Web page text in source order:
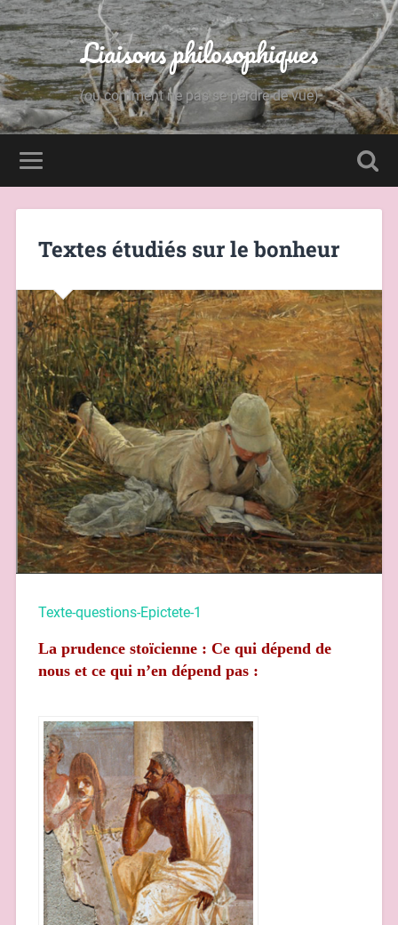
Liaisons philosophiques
(ou comment ne pas se perdre de vue)
Textes étudiés sur le bonheur
Texte-questions-Epictete-1
La prudence stoïcienne : Ce qui dépend de
nous et ce qui n’en dépend pas :